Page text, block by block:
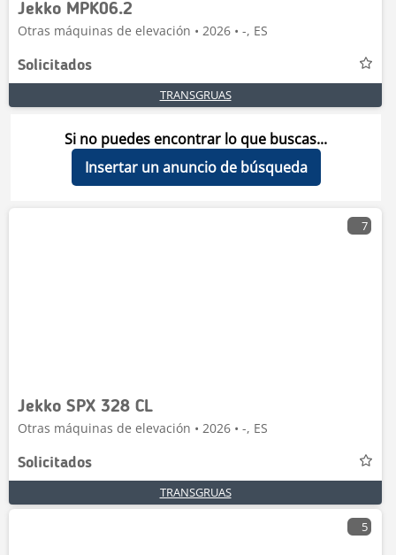
Jekko MPK06.2
Otras máquinas de elevación • 2026 • -, ES
Solicitados
TRANSGRUAS
Si no puedes encontrar lo que buscas...
Insertar un anuncio de búsqueda
7
Jekko SPX 328 CL
Otras máquinas de elevación • 2026 • -, ES
Solicitados
TRANSGRUAS
5